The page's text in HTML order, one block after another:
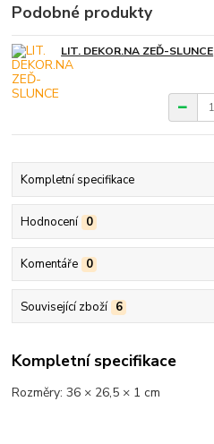
Podobné produkty
LIT. DEKOR.NA ZEĎ-SLUNCE
Kompletní specifikace
Hodnocení 0
Komentáře 0
Související zboží 6
Kompletní specifikace
Rozměry: 36 × 26,5 × 1 cm